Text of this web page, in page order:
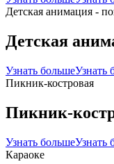
Детская анимация -
Детская
Узнать большеУзнать
Пикник-костровая
Пикник-
Узнать большеУзнать
Караоке